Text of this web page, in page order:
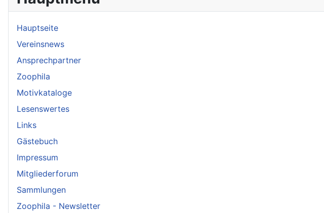
Hauptseite
Vereinsnews
Ansprechpartner
Zoophila
Motivkataloge
Lesenswertes
Links
Gästebuch
Impressum
Mitgliederforum
Sammlungen
Zoophila - Newsletter